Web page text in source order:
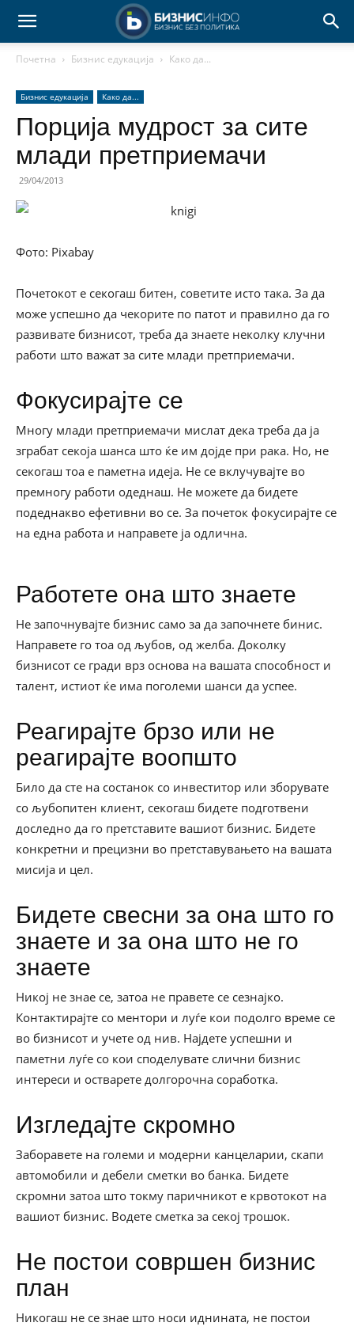
Почетна Бизнис едукација Како да...
Бизнис едукација Како да...
Порција мудрост за сите
млади претприемачи
29/04/2013
Фото: Pixabay
Почетокот е секогаш битен, советите исто така. За да
може успешно да чекорите по патот и правилно да го
развивате бизнисот, треба да знаете неколку клучни
работи што важат за сите млади претприемачи.
Фокусирајте се
Многу млади претприемачи мислат дека треба да ја
зграбат секоја шанса што ќе им дојде при рака. Но, не
секогаш тоа е паметна идеја. Не се вклучувајте во
премногу работи одеднаш. Не можете да бидете
подеднакво ефетивни во се. За почеток фокусирајте се
на една работа и направете ја одлична.
Работете она што знаете
Не започнувајте бизнис само за да започнете бинис.
Направете го тоа од љубов, од желба. Доколку
бизнисот се гради врз основа на вашата способност и
талент, истиот ќе има поголеми шанси да успее.
Реагирајте брзо или не
реагирајте воопшто
Било да сте на состанок со инвеститор или зборувате
со љубопитен клиент, секогаш бидете подготвени
доследно да го претставите вашиот бизнис. Бидете
конкретни и прецизни во претставувањето на вашата
мисија и цел.
Бидете свесни за она што го
знаете и за она што не го
знаете
Никој не знае се, затоа не правете се сезнајко.
Контактирајте со ментори и луѓе кои подолго време се
во бизнисот и учете од нив. Најдете успешни и
паметни луѓе со кои споделувате слични бизнис
интереси и остварете долгорочна соработка.
Изгледајте скромно
Заборавете на големи и модерни канцеларии, скапи
автомобили и дебели сметки во банка. Бидете
скромни затоа што токму паричникот е крвотокот на
вашиот бизнис. Водете сметка за секој трошок.
Не постои совршен бизнис
план
Никогаш не се знае што носи иднината, не постои